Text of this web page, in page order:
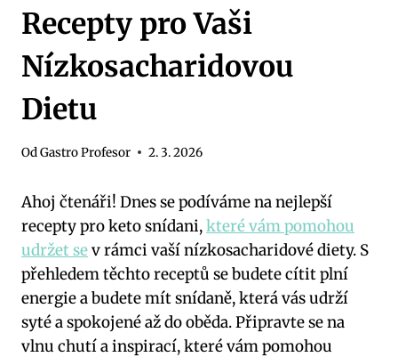
Recepty pro Vaši
Nízkosacharidovou
Dietu
OdGastro Profesor 2. 3. 2026
Ahoj čtenáři! Dnes se podíváme na nejlepší
recepty pro keto snídani,které vám pomohou
udržet sev rámci vaší nízkosacharidové diety. S
přehledem těchto receptů se budete cítit plní
energie a budete mít snídaně, která vás udrží
syté a spokojené až do oběda. Připravte se na
vlnu chutí a inspirací, které vám pomohou